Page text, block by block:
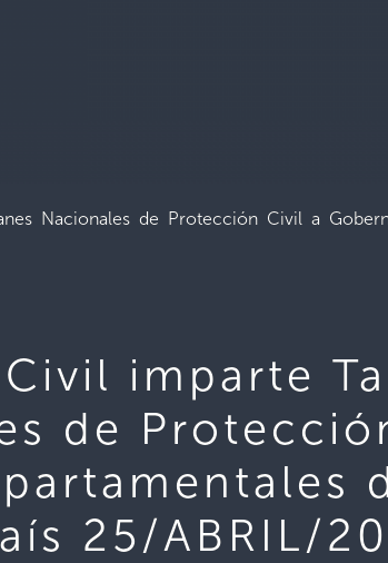
Nacionales de Protección Civil a
imparte
de
25/ABRIL/